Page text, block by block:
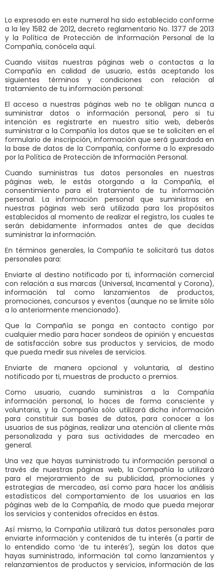
Lo expresado en este numeral ha sido establecido conforme
a la ley 1582 de 2012, decreto reglamentario No. 1377 de 2013
y la Política de Protección de Información Personal de la
Compañía, conócela aquí.
Cuando visitas nuestras páginas web o contactas a la
Compañía en calidad de usuario, estás aceptando los
siguientes términos y condiciones con relación al
tratamiento de tu información personal:
El acceso a nuestras páginas web no te obligan nunca a
suministrar datos o información personal, pero si tu
intención es registrarte en nuestro sitio web, deberás
suministrar a la Compañía los datos que se te soliciten en el
formulario de inscripción, información que será guardada en
la base de datos de la Compañía, conforme a lo expresado
por la Política de Protección de Información Personal.
Cuando suministras tus datos personales en nuestras
páginas web, le estás otorgando a la Compañía, el
consentimiento para el tratamiento de tu información
personal. La información personal que suministras en
nuestras páginas web será utilizada para los propósitos
establecidos al momento de realizar el registro, los cuales te
serán debidamente informados antes de que decidas
suministrar la información.
En términos generales, la Compañía te solicitará tus datos
personales para:
Enviarte al destino notificado por ti, información comercial
con relación a sus marcas (Universal, Incamental y Corona),
información tal como lanzamientos de productos,
promociones, concursos y eventos (aunque no se limite sólo
a lo anteriormente mencionado).
Que la Compañía se ponga en contacto contigo por
cualquier medio para hacer sondeos de opinión y encuestas
de satisfacción sobre sus productos y servicios, de modo
que pueda medir sus niveles de servicios.
Enviarte de manera opcional y voluntaria, al destino
notificado por ti, muestras de producto o premios.
Como usuario, cuando suministras a la Compañía
información personal, lo haces de forma consciente y
voluntaria, y la Compañía sólo utilizará dicha información
para constituir sus bases de datos, para conocer a los
usuarios de sus páginas, realizar una atención al cliente más
personalizada y para sus actividades de mercadeo en
general.
Una vez que hayas suministrado tu información personal a
través de nuestras páginas web, la Compañía la utilizará
para el mejoramiento de su publicidad, promociones y
estrategias de mercadeo, así como para hacer los análisis
estadísticos del comportamiento de los usuarios en las
páginas web de la Compañía, de modo que pueda mejorar
los servicios y contenidos ofrecidos en éstas.
Así mismo, la Compañía utilizará tus datos personales para
enviarte información y contenidos de tu interés (a partir de
lo entendido como ‘de tu interés’), según los datos que
hayas suministrado, información tal como lanzamientos y
relanzamientos de productos y servicios, información de las